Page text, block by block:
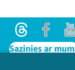
Threads
Sazinies ar